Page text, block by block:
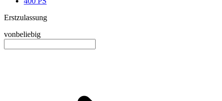
Erstzulassung
vonbeliebig